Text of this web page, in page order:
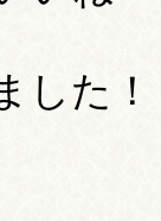
した